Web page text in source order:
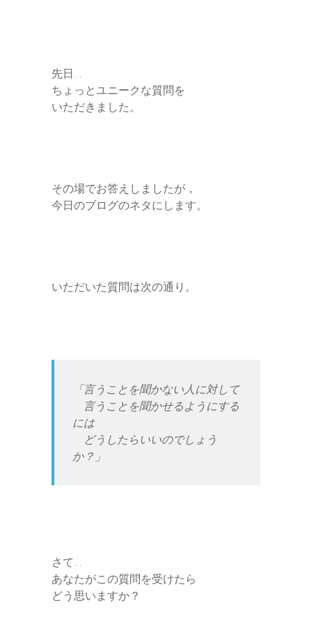
先日…
ちょっとユニークな質問を
いただきました。
その場でお答えしましたが，
今日のブログのネタにします。
いただいた質問は次の通り。
「言うことを聞かない人に対して
言うことを聞かせるようにする
には
どうしたらいいのでしょう
か？」
さて…
あなたがこの質問を受けたら
どう思いますか？